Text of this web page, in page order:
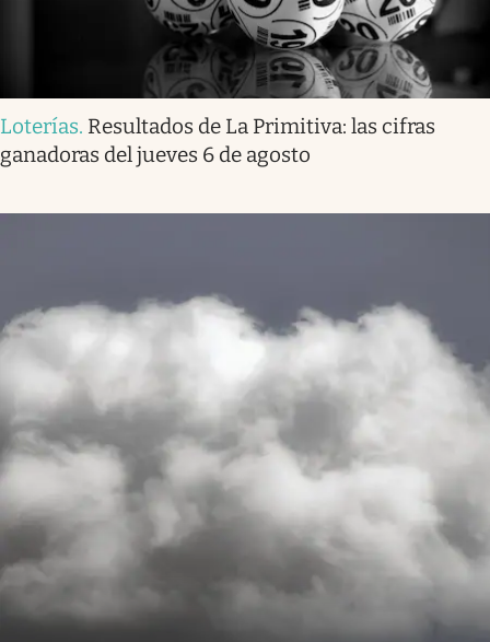
Loterías. Resultados de La Primitiva: las cifras
ganadoras del jueves 6 de agosto